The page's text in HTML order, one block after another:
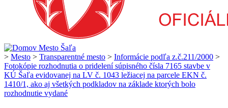
> Mesto > Transparentné mesto > Informácie podľa z.č.211/2000 >
Fotokópie rozhodnutia o pridelení súpisného čísla 7165 stavbe v
KÚ Šaľa evidovanej na LV č. 1043 ležiacej na parcele EKN č.
1410/1, ako aj všetkých podkladov na základe ktorých bolo
rozhodnutie vydané